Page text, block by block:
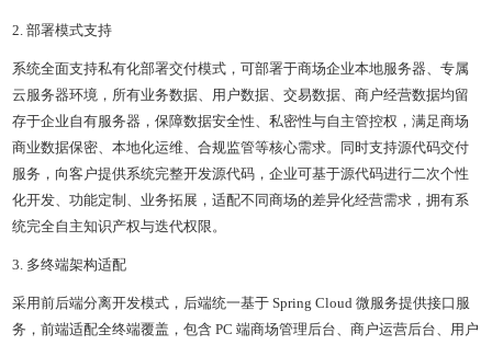
2. 部署模式支持
系统全面支持私有化部署交付模式，可部署于商场企业本地服务器、专属
云服务器环境，所有业务数据、用户数据、交易数据、商户经营数据均留
存于企业自有服务器，保障数据安全性、私密性与自主管控权，满足商场
商业数据保密、本地化运维、合规监管等核心需求。同时支持源代码交付
服务，向客户提供系统完整开发源代码，企业可基于源代码进行二次个性
化开发、功能定制、业务拓展，适配不同商场的差异化经营需求，拥有系
统完全自主知识产权与迭代权限。
3. 多终端架构适配
采用前后端分离开发模式，后端统一基于 Spring Cloud 微服务提供接口服
务，前端适配全终端覆盖，包含 PC 端商场管理后台、商户运营后台、用户